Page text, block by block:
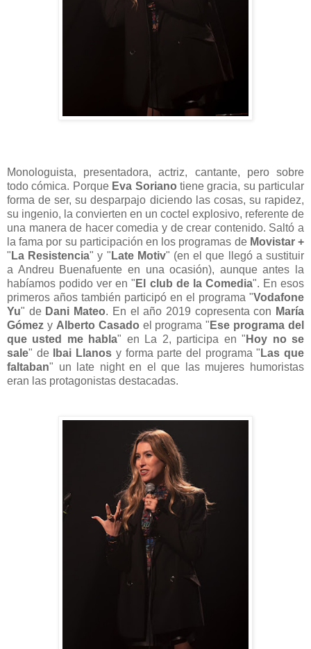
Monologuista, presentadora, actriz, cantante, pero sobre
todo cómica. Porque Eva Soriano tiene gracia, su particular
forma de ser, su desparpajo diciendo las cosas, su rapidez,
su ingenio, la convierten en un coctel explosivo, referente de
una manera de hacer comedia y de crear contenido. Saltó a
la fama por su participación en los programas de Movistar +
" La Resistencia" y " Late Motiv" (en el que llegó a sustituir
a Andreu Buenafuente en una ocasión), aunque antes la
habíamos podido ver en " El club de la Comedia". En esos
primeros años también participó en el programa "Vodafone
Yu" de Dani Mateo. En el año 2019 copresenta con María
Gómez y Alberto Casado el programa " Ese programa del
que usted me habla" en La 2, participa en " Hoy no se
sale" de Ibai Llanos y forma parte del programa " Las que
faltaban" un late night en el que las mujeres humoristas
eran las protagonistas destacadas.